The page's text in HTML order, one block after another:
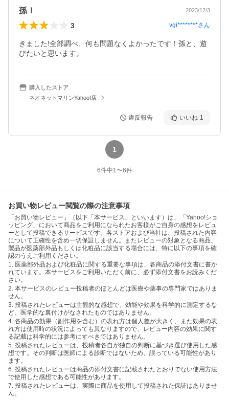
孫！ 2023/12/3
3 vgi********さん
きました!全部調べ、何も問題なくよかったです！孫と、遊
びたいと思います。
購入したストア
ネオネットマリンYahoo!店
違反報告 いいね 1
1
6件中1〜6件
お買い物レビュー閲覧の際の注意事項
「お買い物レビュー」（以下「本サービス」といいます）は、「Yahoo!ショ
ッピング」において商品をご利用になられたお客様がご自身の感想をレビュ
ーとして投稿できるサービスです。各ストアおよび当社は、投稿された内容
について正確性を含め一切保証しません。またレビューの対象となる商品、
製品が医薬部外品もしくは化粧品に該当する場合には、特に以下の事項を確
認のうえご利用ください。
1. 医薬部外品および化粧品に関する重要な事項は、各商品の添付文書に書か
れています。本サービスをご利用いただく前に、必ず添付文書をお読みくだ
さい。
2. 本サービスのレビュー投稿者のほとんどは医療や薬事の専門家ではありま
せん。
3. 投稿されたレビューは主観的な感想で、効能や効果を科学的に測定するな
ど、医学的な裏付けがなされたものではありません。
4. 各商品の効果（副作用を含む）の表れ方は個人差が大きく、また効果の表
れ方は使用時の状況によっても異なりますので、レビュー内容の効果に関す
る記載は科学的には参考にすべきではありません。
5. 投稿されたレビューは、投稿者各自が独自の判断に基づき選び使用した感
想です。その判断は医師による診断ではないため、誤っている可能性があり
ます。
6. 投稿されたレビューは商品の添付文書に記載されたとおりでない使用方法
で使用した感想である可能性があります。
7. 投稿されたレビューは、実際に商品を使用して投稿された保証はありませ
ん。